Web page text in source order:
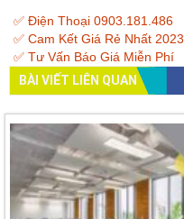
✅ Điện Thoại 0903.181.486
✅ Cam Kết Giá Rẻ Nhất 2023
✅ Tư Vấn Báo Giá Miễn Phí
BÀI VIẾT LIÊN QUAN